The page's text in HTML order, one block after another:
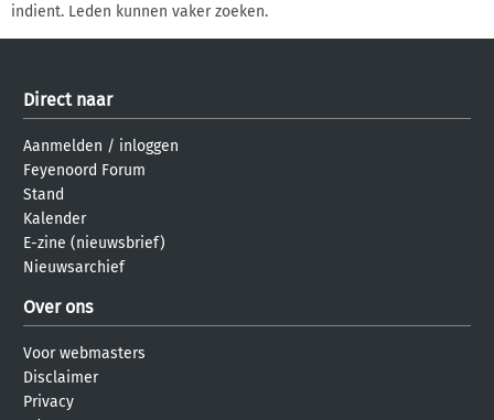
indient. Leden kunnen vaker zoeken.
Direct naar
Aanmelden / inloggen
Feyenoord Forum
Stand
Kalender
E-zine (nieuwsbrief)
Nieuwsarchief
Over ons
Voor webmasters
Disclaimer
Privacy